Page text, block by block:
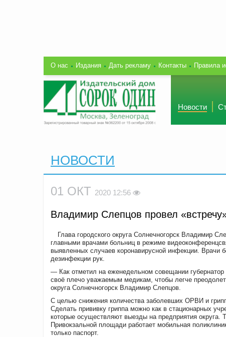
О нас Издания Дать рекламу Контакты Правила
Новости
НОВОСТИ
01 ОКТ 2020 12:56
Владимир Слепцов провел
Глава городского округа Солнечногорск Владимир
главными врачами больниц в режиме
выявленных случаев коронавирусной инфекции.
дезинфекции рук.
— Как отметил на еженедельном совещании
своё плечо уважаемым медикам, чтобы легче
округа Солнечногорск Владимир Слепцов.
С целью снижения количества заболевших ОРВИ и
Сделать прививку гриппа можно как в стационарных
которые осуществляют выезды на предприятия округа.
Привокзальной площади работает мобильная
только паспорт.